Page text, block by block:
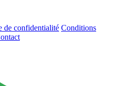
de confidentialité Conditions